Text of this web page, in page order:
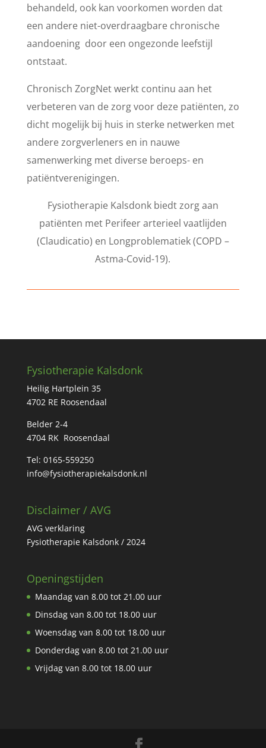
behandeld, ook kan voorkomen worden dat
een andere niet-overdraagbare chronische
aandoening door een ongezonde leefstijl
ontstaat.
Chronisch ZorgNet werkt continu aan het
verbeteren van de zorg voor deze patiënten, zo
dicht mogelijk bij huis in sterke netwerken met
andere zorgverleners en in nauwe
samenwerking met diverse beroeps- en
patiëntverenigingen.
Fysiotherapie Kalsdonk biedt zorg aan
patiënten met Perifeer arterieel vaatlijden
(Claudicatio) en Longproblematiek (COPD –
Astma-Covid-19).
Fysiotherapie Kalsdonk
Heilig Hartplein 35
4702 RE Roosendaal
Belder 2-4
4704 RK Roosendaal
Tel: 0165-559250
info@fysiotherapiekalsdonk.nl
Disclaimer / AVG
AVG verklaring
Fysiotherapie Kalsdonk / 2024
Openingstijden
Maandag van 8.00 tot 21.00 uur
Dinsdag van 8.00 tot 18.00 uur
Woensdag van 8.00 tot 18.00 uur
Donderdag van 8.00 tot 21.00 uur
Vrijdag van 8.00 tot 18.00 uur